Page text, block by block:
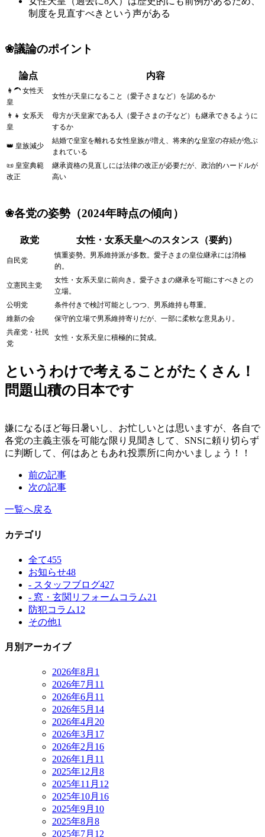
制度を見直すべきという声がある
❀議論のポイント
論点 内容
👩‍🦱 女性天
皇
女性が天皇になること（愛子さまなど）を認めるか
👨‍👧 女系天
皇
母方が天皇家である人（愛子さまの子など）も継承できるように
するか
👑 皇族減少
結婚で皇室を離れる女性皇族が増え、将来的な皇室の存続が危ぶ
まれている
📜 皇室典範
改正
継承資格の見直しには法律の改正が必要だが、政治的ハードルが
高い
❀各党の姿勢（2024年時点の傾向）
政党 女性・女系天皇へのスタンス（要約）
自民党
慎重姿勢。男系維持派が多数。愛子さまの皇位継承には消極
的。
立憲民主党
女性・女系天皇に前向き。愛子さまの継承を可能にすべきとの
立場。
公明党
条件付きで検討可能としつつ、男系維持も尊重。
維新の会
保守的立場で男系維持寄りだが、一部に柔軟な意見あり。
共産党・社民
党
女性・女系天皇に積極的に賛成。
というわけで考えることがたくさん！
問題山積の日本です
嫌になるほど毎日暑いし、お忙しいとは思いますが、各自で
各党の主義主張を可能な限り見聞きして、SNSに頼り切らず
に判断して、何はあともあれ投票所に向かいましょう！！
前の記事
次の記事
一覧へ戻る
カテゴリ
全て455
お知らせ48
- スタッフブログ427
- 窓・玄関リフォームコラム21
防犯コラム12
その他1
月別アーカイブ
2026年8月 1
2026年7月 11
2026年6月 11
2026年5月 14
2026年4月 20
2026年3月 17
2026年2月 16
2026年1月 11
2025年12月 8
2025年11月 12
2025年10月 16
2025年9月 10
2025年8月 8
2025年7月 12